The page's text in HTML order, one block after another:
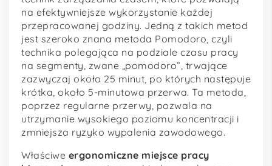
na efektywniejsze wykorzystanie każdej
przepracowanej godziny. Jedną z takich metod
jest szeroko znana metoda Pomodoro, czyli
technika polegająca na podziale czasu pracy
na segmenty, zwane „pomodoro”, trwające
zazwyczaj około 25 minut, po których następuje
krótka, około 5-minutowa przerwa. Ta metoda,
poprzez regularne przerwy, pozwala na
utrzymanie wysokiego poziomu koncentracji i
zmniejsza ryzyko wypalenia zawodowego.
Właściwe ergonomiczne miejsce pracy